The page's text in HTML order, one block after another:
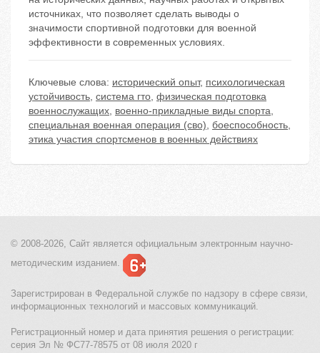
источниках, что позволяет сделать выводы о
значимости спортивной подготовки для военной
эффективности в современных условиях.
Ключевые слова: исторический опыт, психологическая
устойчивость, система гто, физическая подготовка
военнослужащих, военно-прикладные виды спорта,
специальная военная операция (сво), боеспособность,
этика участия спортсменов в военных действиях
© 2008-2026, Сайт является официальным электронным научно-
методическим изданием.
Зарегистрирован в Федеральной службе по надзору в сфере связи,
информационных технологий и массовых коммуникаций.
Регистрационный номер и дата принятия решения о регистрации:
серия Эл № ФС77-78575 от 08 июля 2020 г